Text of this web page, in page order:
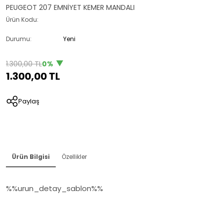
PEUGEOT 207 EMNİYET KEMER MANDALI
Ürün Kodu:
Durumu: Yeni
1.300,00 TL0%
1.300,00 TL
Paylaş
Ürün Bilgisi Özellikler
%%urun_detay_sablon%%